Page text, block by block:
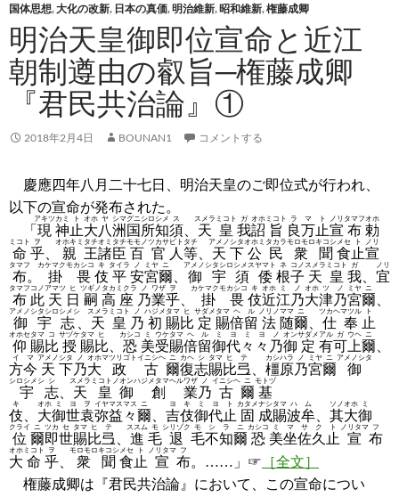
国体思想,大化の改新, 日本の真価, 明治維新,昭和維新,権藤成卿
明治天皇御即位宣命と近江
朝制遵由の叡旨─権藤成卿
『君民共治論』①
2018年2月4日 BOUNAN1 コメントする
慶應四年八月二十七日、明治天皇のご即位式が行われ、
以下の宣命が発布された。
「 現
アキツ
神
カミ
止
ト
大
オホ
八
ヤ
洲
シマ
国
グニ
所
シロ
知
シメ
須
ス
天
スメラ
皇
ミコト
我
ガ
詔
オホ
旨
ミコト
良
ラ
万
マ
止
ト
宣
ノリ
布
タマフ
勅
オホ
命
ミコト
乎
ヲ
親
オホキミ
王
タチ
諸
オミ
臣
タチ
百
モモノ
官
ツカサ
人
ビト
等
タチ
天
アメノ
下
シタ
公
オホミ
民
タカラ
衆
モロモロ
聞
キコシ
食
メセ
止
ト
宣
ノリ
布
タマフ
。 掛
カケマクモ
畏
カシコ
伎
キ
平
タイラ
安
ノ
宮
ミヤ
爾
ニ
御宇須
アメノシタシロシメス
倭
ヤマト
根
ネ
子
コノ
天
スメラ
皇
ミコト
我
ガ
宜
ノリ
布
タマフ
此
コノ
天
アマツ
日
ヒ
嗣
ツギノ
高
タカ
座
ミクラ
乃
ノ
業
ワザ
乎
ヲ
掛
カケマクモ
畏
カシコ
伎
キ
近
オホ
江
ミ
乃
ノ
大
オホ
津
ツ
乃
ノ
宮
ミヤ
爾
ニ
御宇志
アメノシタシロシメシ
天
スメラ
皇
ミコト
乃
ノ
初
ハジメ
賜
タマ
比
ヒ
定
サダメ
賜
タマ
倍
ヘ
留
ル
法
ノリノ
随
ママ
爾
ニ
仕
ツカヘ
奉
マツル
止
ト
仰
オホセ
賜
タマ
比
コ
授
サヅケ
賜
タマ
比
ヒ
恐
カシコ
美
ミ
受
ウケ
賜
タマ
倍
ヘ
留
ル
御
ミ
代
ヨ
々
ミ
々
ヨ
乃
ノ
御
オン
定
サダメ
有
アル
可
ガ
上
ウヘ
爾
ニ
方
イ
今
マ
天
アメノ
下
シタ
乃
ノ
大
オホ
政
マツリゴト
古
イニシヘ
爾
ニ
復
カヘ
志
シ
賜
タマ
比
ヒ
弖
テ
橿
カシ
原
ハラ
乃
ノ
宮
ミヤ
爾
ニ
御
アメノシタ
宇
シロシメシ
志
シ
天
スメラ
皇
ミコトノ
御
オン
創
ハジメタマヘル
業
ワザ
乃
ノ
古
イニシヘ
爾
ニ
基
モトヅ
伎
キ
大
オホ
御
ミ
世
ヨ
袁
ヲ
弥
イヤ
益
マス
々
マス
爾
ニ
吉
ヨ
伎
キ
御
ミ
代
ヨ
止
ト
固
カタメ
成
ナシ
賜
タマ
波
ハ
牟
ム
其
ソノ
大
オホ
御
ミ
位
クライ
爾
ニ
即
ツカ
世
セ
賜
タマ
比
ヒ
弖
テ
進
ススム
毛
モ
退
シリゾク
毛
モ
不
シ
知
ラ
爾
ニ
恐
カシコ
美
ミ
坐
マ
佐
サ
久
ク
止
ト
宣
ノリタマ
布
フ
大
オホ
命
ミコト
乎
ヲ
衆
モロモロ
聞
キコシ
食
メセ
止
ト
宣
ノリタマ
布
フ
。……」☞ ［全文］
権藤成卿は『君民共治論』において、この宣命につい